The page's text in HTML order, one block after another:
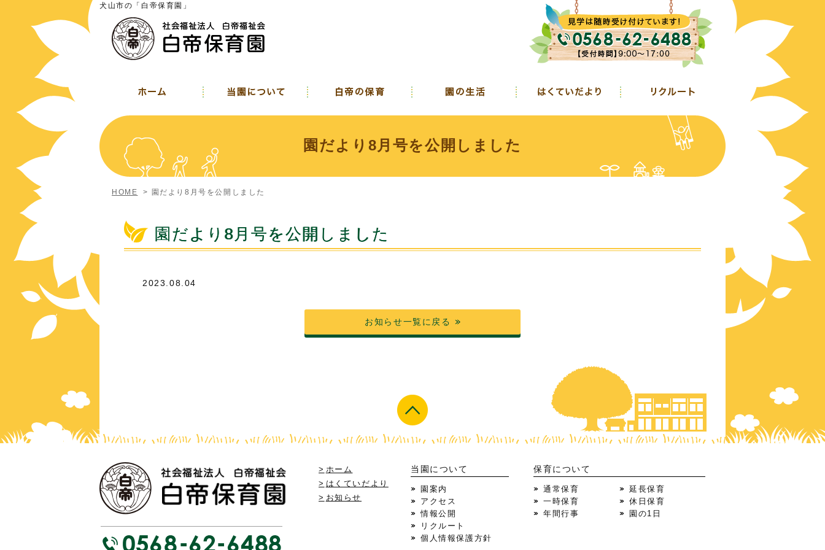
犬山市の「白帝保育園」
園だより8月号を公開しました
HOME > 園だより8月号を公開しました
園だより8月号を公開しました
2023.08.04
お知らせ一覧に戻る
ホーム
はくていだより
お知らせ
当園について
園案内
アクセス
情報公開
リクルート
個人情報保護方針
保育について
通常保育
延長保育
一時保育
休日保育
年間行事
園の1日